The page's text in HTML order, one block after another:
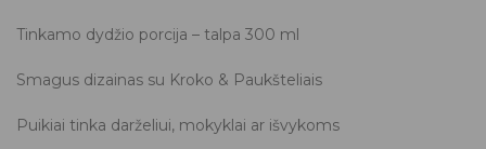
Tinkamo dydžio porcija – talpa 300 ml
Smagus dizainas su Kroko & Paukšteliais
Puikiai tinka darželiui, mokyklai ar išvykoms